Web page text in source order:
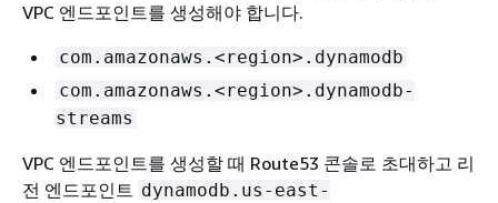
VPC 엔드포인트를 생성해야 합니다.
com.amazonaws.<region>.dynamodb
com.amazonaws.<region>.dynamodb-
streams
VPC 엔드포인트를 생성할 때 Route53 콘솔로 초대하고 리
전 엔드포인트 dynamodb.us-east-